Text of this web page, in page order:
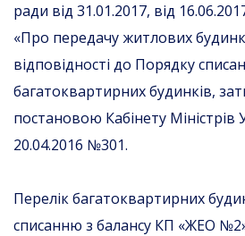
ради від 31.01.2017, від
«Про передачу житлових
відповідності до Порядку
багатоквартирних будинків,
постановою Кабінету Міністрів
20.04.2016 №301.
Перелік багатоквартирних
списанню з балансу КП «ЖЕО №2»